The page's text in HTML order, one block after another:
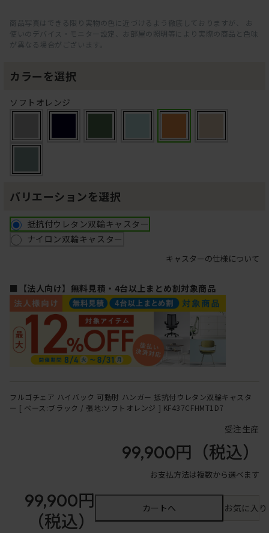
商品写真はできる限り実物の色に近づけるよう徹底しておりますが、 お
使いのデバイス・モニター設定、お部屋の照明等により実際の商品と色味
が異なる場合がございます。
カラーを選択
ソフトオレンジ
バリエーションを選択
抵抗付ウレタン双輪キャスター
ナイロン双輪キャスター
キャスターの仕様について
■【法人向け】無料見積・4台以上まとめ割対象商品
フルゴチェア ハイバック 可動肘 ハンガー 抵抗付ウレタン双輪キャスタ
ー [ ベース:ブラック / 張地:ソフトオレンジ ] KF437CFHMT1D7
受注生産
99,900円 （税込）
お支払方法は複数から選べます
99,900円
（税込）
カートへ お気に入